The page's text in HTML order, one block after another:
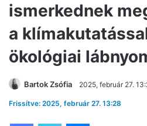
ismerkednek
a
ökológiai
Bartok Zsófia 2025, február 27.
Frissítve: 2025, február 27. 13:28